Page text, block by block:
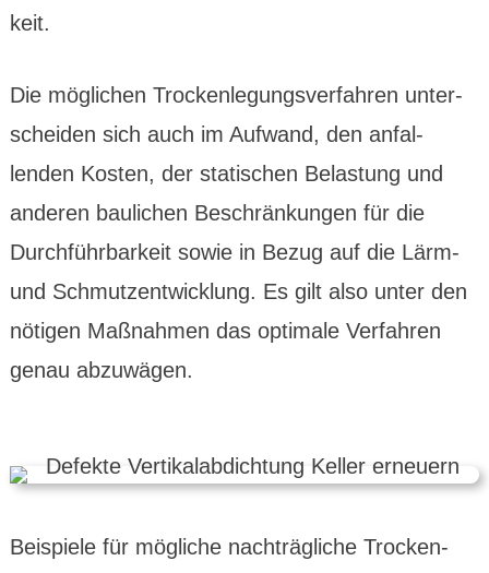
keit.
Die möglichen Trocken­legungs­verfahren unter­
scheiden sich auch im Aufwand, den anfal­
lenden Kosten, der statischen Belas­tung und
anderen bau­lichen Beschrän­kungen für die
Durch­führ­bar­keit sowie in Bezug auf die Lärm-
und Schmutz­entwick­lung. Es gilt also unter den
nötigen Maß­nahmen das optimale Ver­fahren
genau abzuw­ägen.
Beispiele für mögliche nach­trägliche Trocken­